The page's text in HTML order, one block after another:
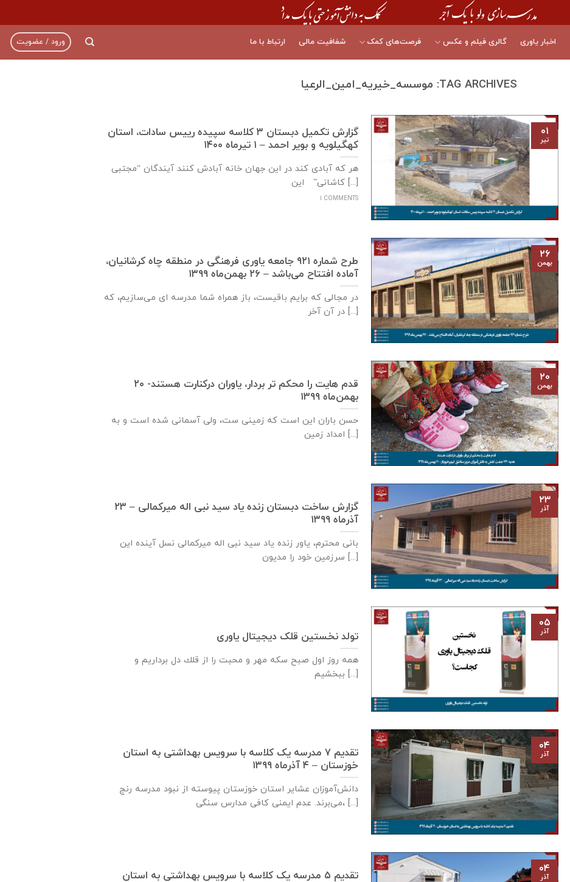
اخبار یاوری گالری فیلم و عکس فرصت‌های کمک شفافیت مالی ارتباط با ما ورود / عضویت
TAG ARCHIVES: موسسه_خیریه_امین_الرعیا
گزارش تکمیل دبستان ۳ کلاسه سپيده رييس سادات، استان
كهگيلويه و بوير احمد – ۱ تیرماه ۱۴۰۰
هر که آبادی کند در این جهان خانه آبادش کنند آیندگان “مجتبی
کاشانی” این [...]
1 COMMENTS
۰۱
تیر
طرح شماره ۹۲۱ جامعه ياوری فرهنگی در منطقه چاه کرشانیان،
آماده افتتاح می‌باشد – ۲۶ بهمن‌ماه ۱۳۹۹
در مجالی که برایم باقیست، باز همراه شما مدرسه ای می‌سازیم، که
در آن آخر [...]
۲۶
بهمن
قدم هایت را محکم تر بردار، یاوران درکنارت هستند- ۲۰
بهمن‌ماه ۱۳۹۹
حسن باران این است که زمینی ست، ولی آسمانی شده است و به
امداد زمین [...]
۲۰
بهمن
گزارش ساخت دبستان زنده ياد سيد نبی اله ميركمالی – ۲۳
آذر‌ماه ۱۳۹۹
بانی محترم، یاور زنده ياد سيد نبی اله ميركمالی نسل آینده این
سرزمین خود را مدیون [...]
۲۳
آذر
تولد نخستین قلک دیجیتال یاوری
همه روز اول صبح سكه مهر و محبت را از قلك دل برداريم و
ببخشيم [...]
۰۵
آذر
تقدیم ۷ مدرسه یک کلاسه با سرويس بهداشتی به استان
خوزستان – ۴ آذر‌ماه ۱۳۹۹
دانش‌آموزان عشایر استان خوزستان پيوسته از نبود مدرسه رنج
می‌برند. عدم ایمنی کافی مدارس سنگی، [...]
۰۴
آذر
تقدیم ۵ مدرسه یک کلاسه با سرويس بهداشتی به استان
۰۴
آذر